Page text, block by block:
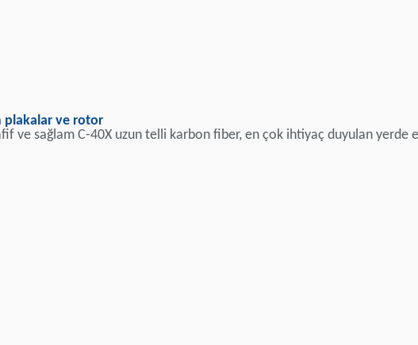
plakalar ve rotor
ve sağlam C-40X uzun telli karbon fiber, en çok ihtiyaç duyulan yerde